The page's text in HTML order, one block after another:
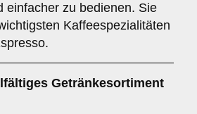
einfacher zu bedienen. Sie
Kaffeespezialitäten
Getränkesortiment